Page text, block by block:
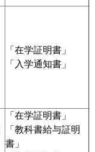
「在学証明書」
「入学通知書」
「在学証明書」
「教科書給与証明
書」